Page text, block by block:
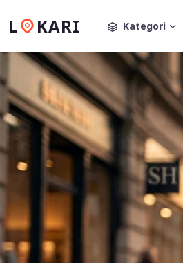
L KARI Kategori